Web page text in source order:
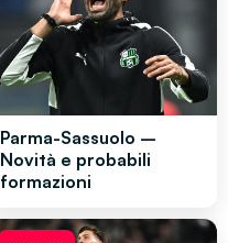
Parma-Sassuolo –
Novità e probabili
formazioni